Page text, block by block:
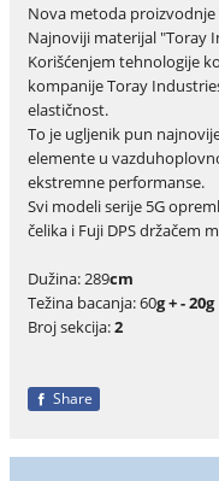
Nova metoda
Najnoviji materijal "Toray
Korišćenjem tehnologije
kompanije Toray
elastičnost.
To je ugljenik pun
elemente u
ekstremne performanse.
Svi modeli serije 5G
čelika i Fuji DPS držačem
Dužina: 289cm
Težina bacanja: 60g + - 20g
Broj sekcija:2
Share